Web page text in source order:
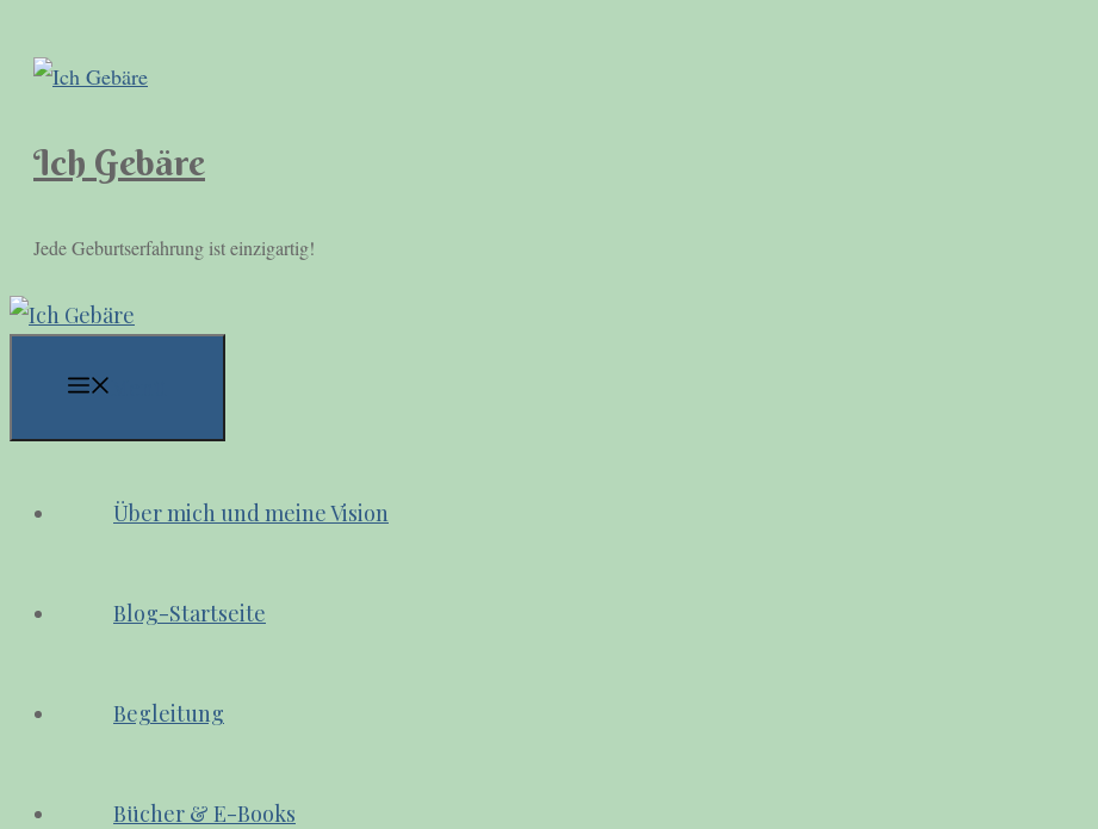
Inhalt
Ich Gebäre
Jede Geburtserfahrung ist einzigartig!
Über mich und meine Vision
Blog-Startseite
Begleitung
Bücher & E-Books